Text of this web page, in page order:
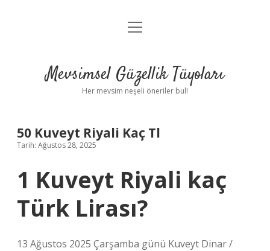
Anasayfa
Yasal Uyarı
menüyü
Mevsimsel Güzellik Tüyoları
Her mevsim neşeli öneriler bul!
50 Kuveyt Riyali Kaç Tl
Tarih: Ağustos 28, 2025
1 Kuveyt Riyali kaç
Türk Lirası?
13 Ağustos 2025 Çarşamba günü Kuveyt Dinar /